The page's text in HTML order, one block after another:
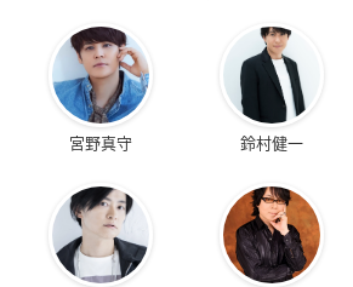
宮野真守 鈴村健一